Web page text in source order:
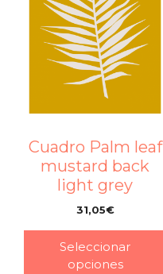
Cuadro Palm leaf
mustard back
light grey
31,05€
Seleccionar
opciones